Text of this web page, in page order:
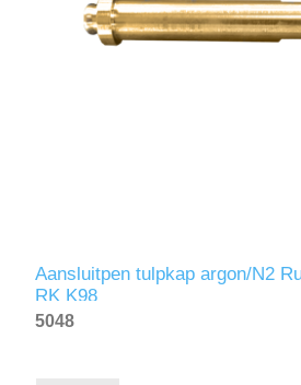
Aansluitpen tulpkap argon/N2
RK K98
5048